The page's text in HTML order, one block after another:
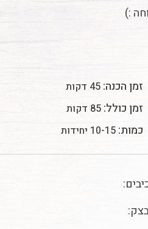
:)
זמן הכנה: 45 דקות
זמן כולל: 85 דקות
כמות: 10-15 יחידות